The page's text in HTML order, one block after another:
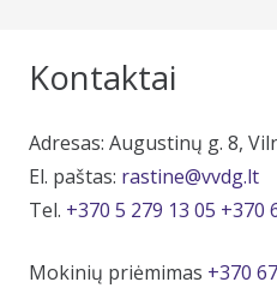
Kontaktai
Adresas: Augustinų g. 8,
El. paštas: rastine@vvdg.lt
Tel. +370 5 279 13 05 +370
Mokinių priėmimas +370